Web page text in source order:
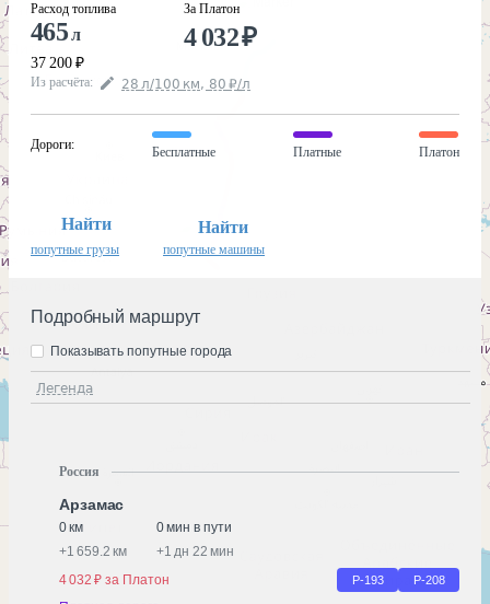
Расход топлива
465л
37 200 ₽
За Платон
4 032₽
Из расчёта: 28 л/100 км, 80 ₽/л
Дороги:
Бесплатные Платные Платон
Найти
попутные грузы
Найти
попутные машины
Подробный маршрут
Легенда
Показывать попутные города
Россия
Арзамас
0 км
0 мин в пути
+1 659.2 км +1 дн 22 мин
4 032 ₽ за Платон
Р-193 Р-208